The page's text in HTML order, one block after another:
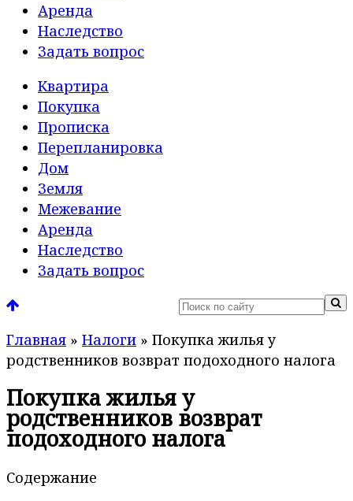
Аренда
Наследство
Задать вопрос
Квартира
Покупка
Прописка
Перепланировка
Дом
Земля
Межевание
Аренда
Наследство
Задать вопрос
Главная » Налоги » Покупка жилья у
родственников возврат подоходного налога
Покупка жилья у
родственников возврат
подоходного налога
Содержание